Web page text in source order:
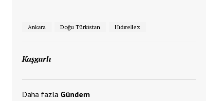
Ankara Doğu Türkistan Hıdırellez
Kaşgarlı
Daha fazla Gündem